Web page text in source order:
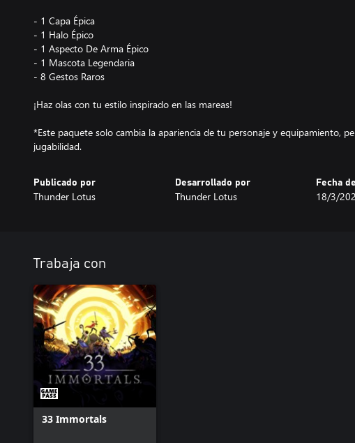
- 1 Capa Épica
- 1 Halo Épico
- 1 Aspecto De Arma Épico
- 1 Mascota Legendaria
- 8 Gestos Raros
¡Haz olas con tu estilo inspirado en las mareas!
*Este paquete solo cambia la apariencia de tu personaje y equipamiento,
jugabilidad.
Publicado por
Thunder Lotus
Desarrollado por
Thunder Lotus
Fecha
18/3/
Trabaja con
33 Immortals